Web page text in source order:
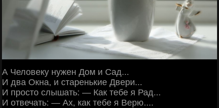
А Человеку нужен Дом и Сад...
И два Окна, и старенькие Двери...
И просто слышать: — Как тебе я Рад...
И отвечать: — Ах, как тебе я Верю....